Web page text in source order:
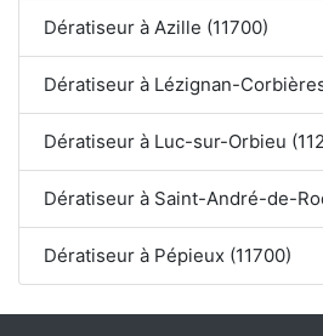
Dératiseur à Azille (11700)
Dératiseur à Lézignan-
Dératiseur à Luc-sur-Orbieu
Dératiseur à Saint-André-de-
Dératiseur à Pépieux (11700)